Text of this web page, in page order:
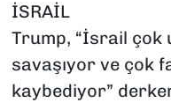
İSRAİL
Trump, “İsrail çok
savaşıyor ve çok
kaybediyor”